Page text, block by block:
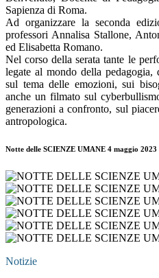
Sapienza di Roma.
Ad organizzare la seconda
professori Annalisa Stallone,
ed Elisabetta Romano.
Nel corso della serata tante le
legate al mondo della pedagogia,
sul tema delle emozioni, sui
anche un filmato sul
generazioni a confronto, sul
antropologica.
Notte delle SCIENZE UMANE 4 maggio 2023
Notizie